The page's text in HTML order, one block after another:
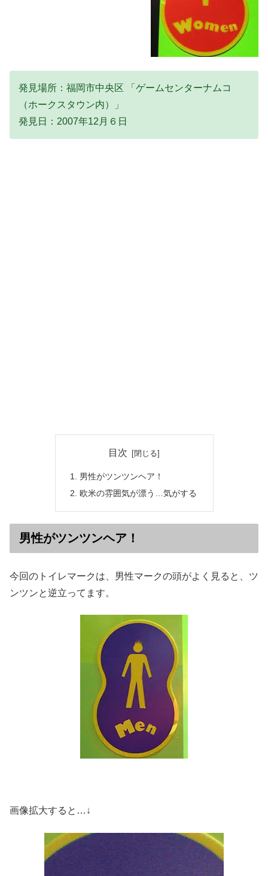
発見場所：福岡市中央区 「ゲームセンターナムコ
（ホークスタウン内）」
発見日：2007年12月６日
目次
男性がツンツンヘア！
欧米の雰囲気が漂う…気がする
男性がツンツンヘア！
今回のトイレマークは、男性マークの頭がよく見ると、ツ
ンツンと逆立ってます。
画像拡大すると…↓